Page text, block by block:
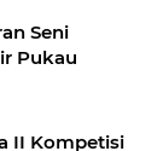
Seni
Pukau
II Kompetisi